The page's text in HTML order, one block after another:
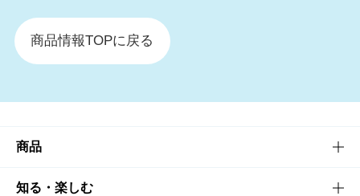
商品情報TOPに戻る
商品
商品TOP
知る・楽しむ